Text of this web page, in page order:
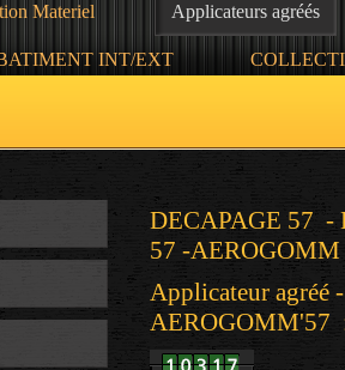
Materiel Applicateurs agréés
INT/EXT
DECAPAGE 57 -
57 -AEROGOMM
Applicateur agréé